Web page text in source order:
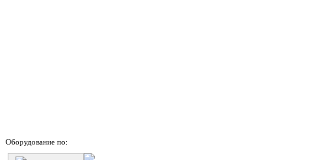
Оборудование по: